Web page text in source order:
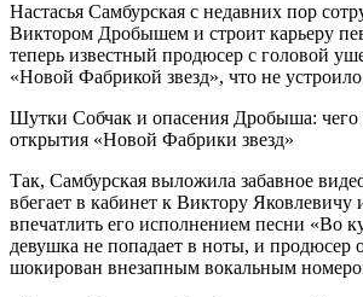
Настасья Самбурская с недавних пор
Виктором Дробышем и строит карьеру
теперь известный продюсер с головой
«Новой Фабрикой звезд», что не
Шутки Собчак и опасения Дробыша: чего
открытия «Новой Фабрики звезд»
Так, Самбурская выложила забавное
вбегает в кабинет к Виктору Яковлевичу
впечатлить его исполнением песни «Во
девушка не попадает в ноты, и продюсер
шокирован внезапным вокальным